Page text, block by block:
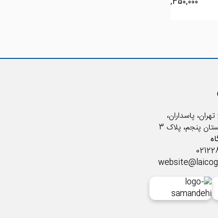
تهران، پاسداران،
پنجم، پلاک 3